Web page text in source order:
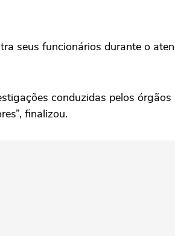
seus funcionários durante o
conduzidas pelos órgãos
finalizou.